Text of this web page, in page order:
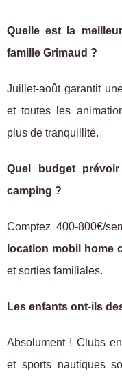
Quelle est la
famille Grimaud ?
Juillet-août garantit
et toutes les
plus de tranquillité.
Quel budget
camping ?
Comptez 400-800€/
location mobil home
et sorties familiales.
Les enfants ont-ils
Absolument ! Clubs
et sports nautiques